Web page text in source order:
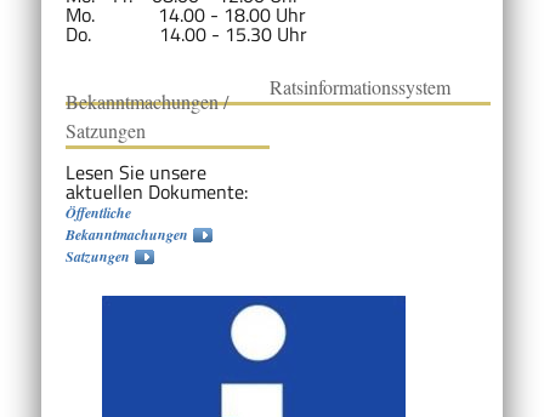
Mo. 14.00 - 18.00 Uhr
Do. 14.00 - 15.30 Uhr
Bekanntmachungen /
Satzungen
Lesen Sie unsere
aktuellen Dokumente:
Öffentliche
Bekanntmachungen
Satzungen
Ratsinformationssystem